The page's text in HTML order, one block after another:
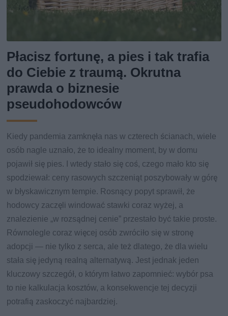
Płacisz fortunę, a pies i tak trafia
do Ciebie z traumą. Okrutna
prawda o biznesie
pseudohodowców
Kiedy pandemia zamknęła nas w czterech ścianach, wiele
osób nagle uznało, że to idealny moment, by w domu
pojawił się pies. I wtedy stało się coś, czego mało kto się
spodziewał: ceny rasowych szczeniąt poszybowały w górę
w błyskawicznym tempie. Rosnący popyt sprawił, że
hodowcy zaczęli windować stawki coraz wyżej, a
znalezienie „w rozsądnej cenie” przestało być takie proste.
Równolegle coraz więcej osób zwróciło się w stronę
adopcji — nie tylko z serca, ale też dlatego, że dla wielu
stała się jedyną realną alternatywą. Jest jednak jeden
kluczowy szczegół, o którym łatwo zapomnieć: wybór psa
to nie kalkulacja kosztów, a konsekwencje tej decyzji
potrafią zaskoczyć najbardziej.